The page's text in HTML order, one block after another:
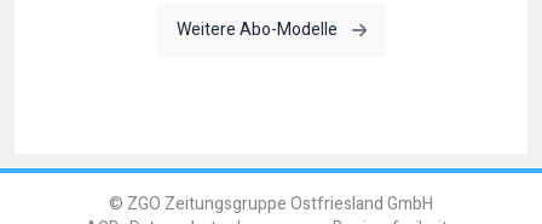
Weitere Abo-Modelle
© ZGO Zeitungsgruppe Ostfriesland GmbH